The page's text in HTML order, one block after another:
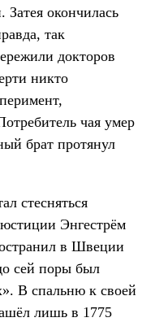
Затея окончилась
так
докторов
никто
чая умер
брат протянул
стесняться
Энгестрём
в Швеции
сей поры был
В спальню к своей
лишь в 1775